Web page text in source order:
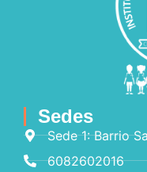
Sedes
Sede 1: Barrio
6082602016